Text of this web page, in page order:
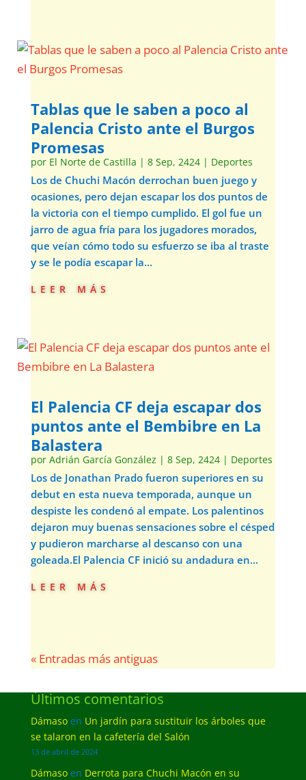
Tablas que le saben a poco al
Palencia Cristo ante el Burgos
Promesas
por El Norte de Castilla | 8 Sep, 2424| Deportes
Los de Chuchi Macón derrochan buen juego y
ocasiones, pero dejan escapar los dos puntos de
la victoria con el tiempo cumplido. El gol fue un
jarro de agua fría para los jugadores morados,
que veían cómo todo su esfuerzo se iba al traste
y se le podía escapar la...
leer más
El Palencia CF deja escapar dos
puntos ante el Bembibre en La
Balastera
por Adrián García González | 8 Sep, 2424| Deportes
Los de Jonathan Prado fueron superiores en su
debut en esta nueva temporada, aunque un
despiste les condenó al empate. Los palentinos
dejaron muy buenas sensaciones sobre el césped
y pudieron marcharse al descanso con una
goleada.El Palencia CF inició su andadura en...
leer más
« Entradas más antiguas
Últimos comentarios
Dámasoen Un jardín para sustituir los árboles que
se talaron en la cafetería del Salón
13 de abril de 2024
Dámasoen Derrota para Chuchi Macón en su